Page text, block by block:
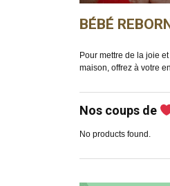
BÉBÉ
Pour mettre de la joie
maison, offrez à votre
Nos coups de
No products found.